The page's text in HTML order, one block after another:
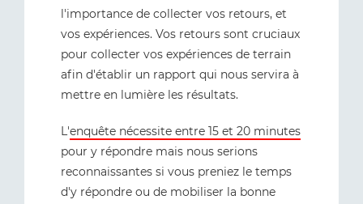
l'importance de collecter vos retours, et
vos expériences. Vos retours sont cruciaux
pour collecter vos expériences de terrain
afin d'établir un rapport qui nous servira à
mettre en lumière les résultats.
L'enquête nécessite entre 15 et 20 minutes
pour y répondre mais nous serions
reconnaissantes si vous preniez le temps
d'y répondre ou de mobiliser la bonne